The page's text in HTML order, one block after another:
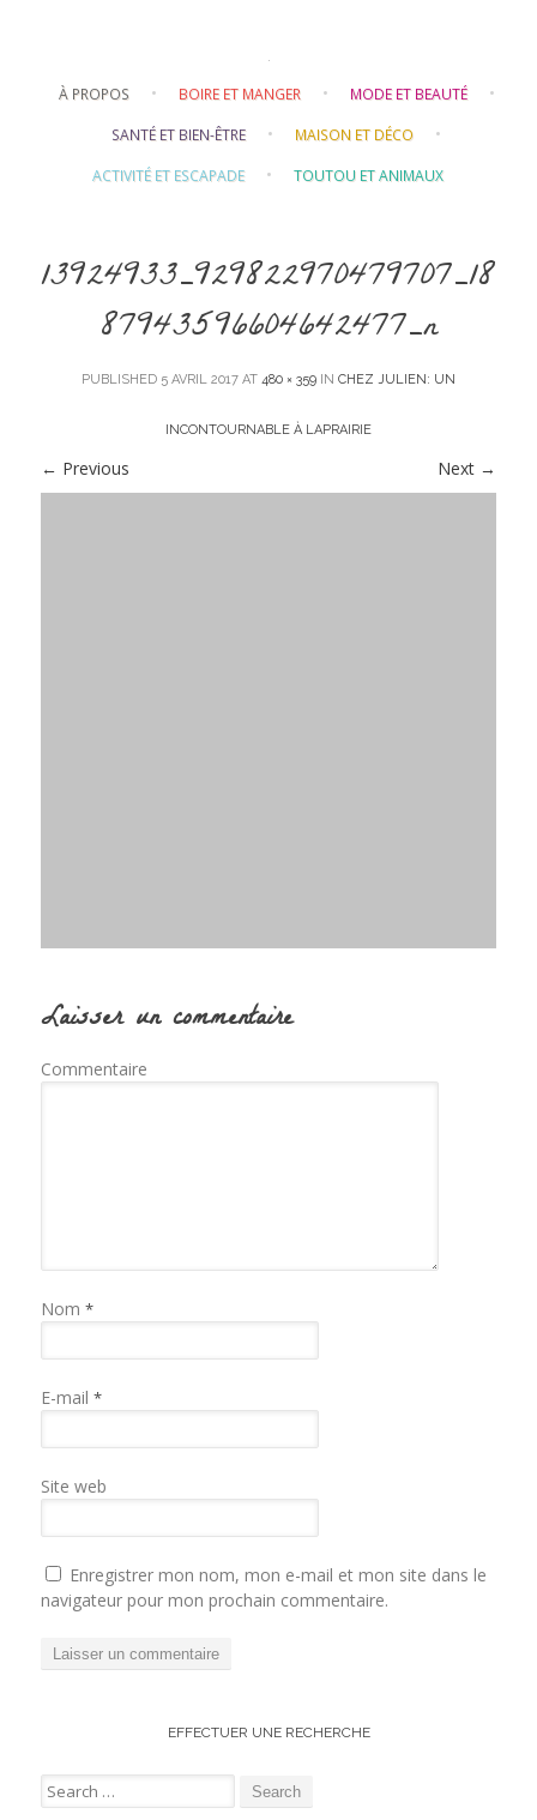
À PROPOS BOIRE ET MANGER
MODE ET BEAUTÉ
SANTÉ ET BIEN-ÊTRE
MAISON ET DÉCO
ACTIVITÉ ET ESCAPADE
TOUTOU ET ANIMAUX
13924933_929822970479707_18
87943596604642477_n
PUBLISHED 5 AVRIL 2017 AT 480 × 359 IN CHEZ JULIEN: UN
INCONTOURNABLE À LAPRAIRIE
← Previous Next →
Laisser un commentaire
Commentaire
Nom *
E-mail *
Site web
Enregistrer mon nom, mon e-mail et mon site dans le
navigateur pour mon prochain commentaire.
EFFECTUER UNE RECHERCHE
Search for: